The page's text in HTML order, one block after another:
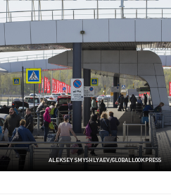
ALEKSEY SMYSHLYAEV/GLOBALLOOKPRESS